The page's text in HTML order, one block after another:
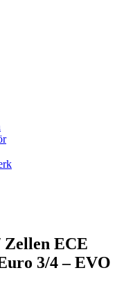
ECE
3/4 – EVO